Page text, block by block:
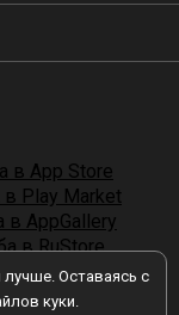
Оставаясь с
куки.